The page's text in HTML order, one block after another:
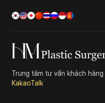
Trung tâm tư vấn khách hàng
KakaoTalk